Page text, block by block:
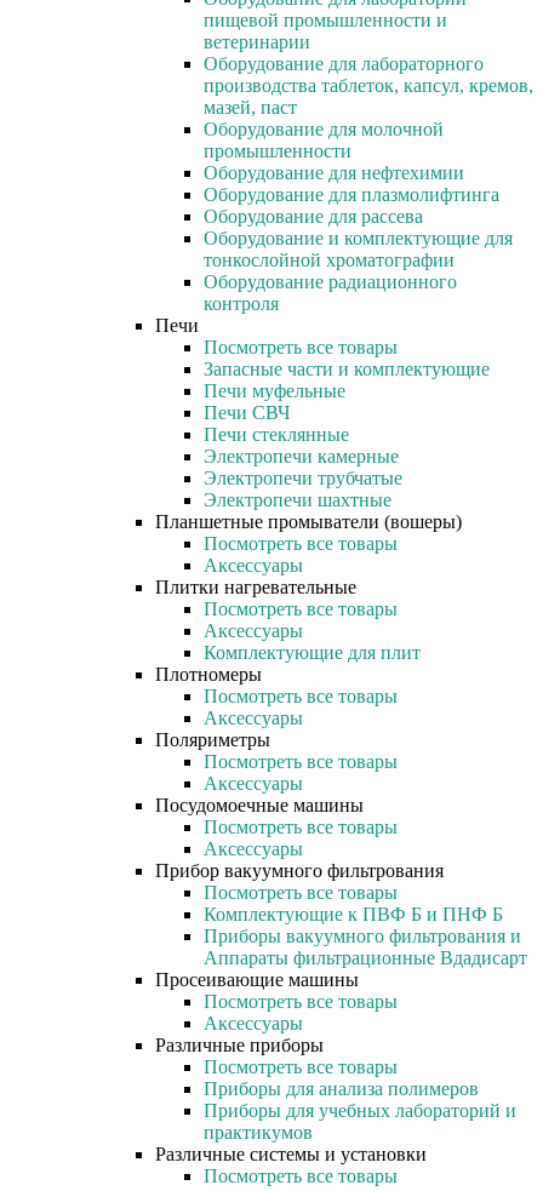
пищевой промышленности и
ветеринарии
Оборудование для лабораторного
производства таблеток, капсул, кремов,
мазей, паст
Оборудование для молочной
промышленности
Оборудование для нефтехимии
Оборудование для плазмолифтинга
Оборудование для рассева
Оборудование и комплектующие для
тонкослойной хроматографии
Оборудование радиационного
контроля
Печи
Посмотреть все товары
Запасные части и комплектующие
Печи муфельные
Печи СВЧ
Печи стеклянные
Электропечи камерные
Электропечи трубчатые
Электропечи шахтные
Планшетные промыватели (вошеры)
Посмотреть все товары
Аксессуары
Плитки нагревательные
Посмотреть все товары
Аксессуары
Комплектующие для плит
Плотномеры
Посмотреть все товары
Аксессуары
Поляриметры
Посмотреть все товары
Аксессуары
Посудомоечные машины
Посмотреть все товары
Аксессуары
Прибор вакуумного фильтрования
Посмотреть все товары
Комплектующие к ПВФ Б и ПНФ Б
Приборы вакуумного фильтрования и
Аппараты фильтрационные Вдадисарт
Просеивающие машины
Посмотреть все товары
Аксессуары
Различные приборы
Посмотреть все товары
Приборы для анализа полимеров
Приборы для учебных лабораторий и
практикумов
Различные системы и установки
Посмотреть все товары